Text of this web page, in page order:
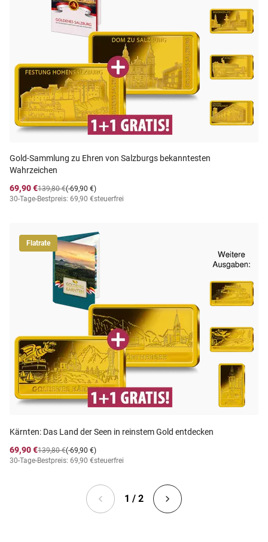
Gold-Sammlung zu Ehren von Salzburgs bekanntesten
Wahrzeichen
69,90 €
(-69,90 €)
139,80 €
30-Tage-Bestpreis: 69,90 €steuerfrei
Flatrate
Kärnten: Das Land der Seen in reinstem Gold entdecken
69,90 €
(-69,90 €)
139,80 €
30-Tage-Bestpreis: 69,90 €steuerfrei
1 / 2